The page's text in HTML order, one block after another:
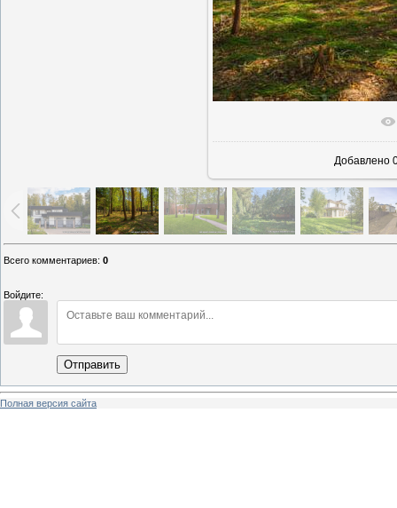
В
Добавлено
Всего комментариев: 0
Войдите:
Отправить
Полная версия сайта